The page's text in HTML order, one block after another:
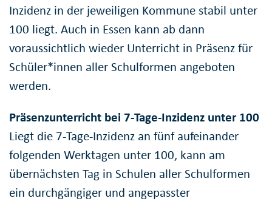
Inzidenz in der jeweiligen Kommune stabil unter
100 liegt. Auch in Essen kann ab dann
voraussichtlich wieder Unterricht in Präsenz für
Schüler*innen aller Schulformen angeboten
werden.
Präsenzunterricht bei 7-Tage-Inzidenz unter 100
Liegt die 7-Tage-Inzidenz an fünf aufeinander
folgenden Werktagen unter 100, kann am
übernächsten Tag in Schulen aller Schulformen
ein durchgängiger und angepasster